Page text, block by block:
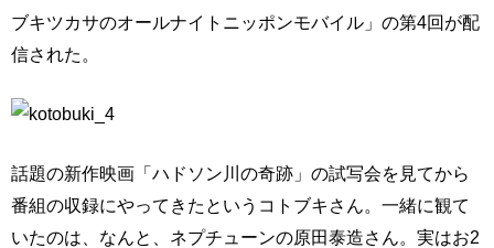
ブキツカサのオールナイトニッポンモバイル」の第4回が配
信された。
話題の新作映画「ハドソン川の奇跡」の試写会を見てから
番組の収録にやってきたというコトブキさん。一緒に観て
いたのは、なんと、ネプチューンの原田泰造さん。実はお2